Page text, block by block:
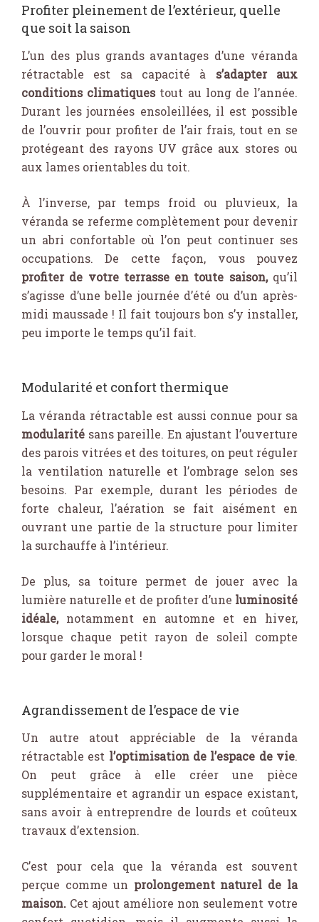
Profiter pleinement de l’extérieur, quelle
que soit la saison
L’un des plus grands avantages d’une véranda
rétractable est sa capacité à s’adapter aux
conditions climatiques tout au long de l’année.
Durant les journées ensoleillées, il est possible
de l’ouvrir pour profiter de l’air frais, tout en se
protégeant des rayons UV grâce aux stores ou
aux lames orientables du toit.
À l’inverse, par temps froid ou pluvieux, la
véranda se referme complètement pour devenir
un abri confortable où l’on peut continuer ses
occupations. De cette façon, vous pouvez
profiter de votre terrasse en toute saison,qu’il
s’agisse d’une belle journée d’été ou d’un après-
midi maussade ! Il fait toujours bon s’y installer,
peu importe le temps qu’il fait.
Modularité et confort thermique
La véranda rétractable est aussi connue pour sa
modularité sans pareille. En ajustant l’ouverture
des parois vitrées et des toitures, on peut réguler
la ventilation naturelle et l’ombrage selon ses
besoins. Par exemple, durant les périodes de
forte chaleur, l’aération se fait aisément en
ouvrant une partie de la structure pour limiter
la surchauffe à l’intérieur.
De plus, sa toiture permet de jouer avec la
lumière naturelle et de profiter d’une luminosité
idéale,notamment en automne et en hiver,
lorsque chaque petit rayon de soleil compte
pour garder le moral !
Agrandissement de l’espace de vie
Un autre atout appréciable de la véranda
rétractable est l’optimisation de l’espace de vie.
On peut grâce à elle créer une pièce
supplémentaire et agrandir un espace existant,
sans avoir à entreprendre de lourds et coûteux
travaux d’extension.
C’est pour cela que la véranda est souvent
perçue comme un prolongement naturel de la
maison. Cet ajout améliore non seulement votre